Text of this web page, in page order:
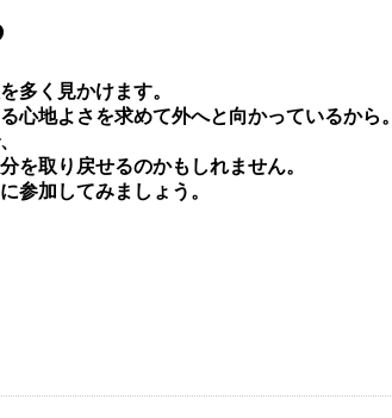
多く⾒かけます。
⼼地よさを求めて外へと向かっているから。
を取り戻せるのかもしれません。
参加してみましょう。